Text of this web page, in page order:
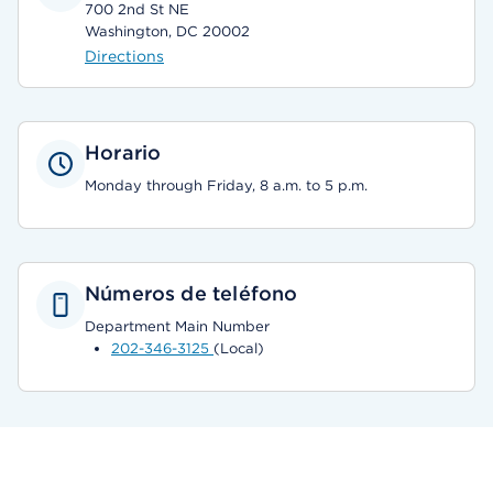
700 2nd St NE
Washington, DC 20002
Directions
Horario
Monday through Friday, 8 a.m. to 5 p.m.
Números de teléfono
Department Main Number
202-346-3125 (Local)